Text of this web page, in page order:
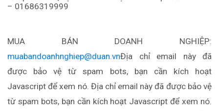
– 01686319999
MUA BÁN DOANH NGHIỆP:
muabandoanhnghiep@duan.vnĐịa chỉ email này đã
được bảo vệ từ spam bots, bạn cần kích hoạt
Javascript để xem nó. Địa chỉ email này đã được bảo vệ
từ spam bots, bạn cần kích hoạt Javascript để xem nó.